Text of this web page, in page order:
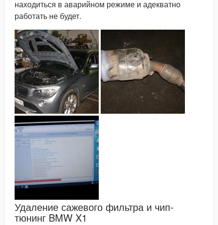
находиться в аварийном режиме и адекватно
работать не будет.
Удаление сажевого фильтра и чип-
тюнинг BMW X1